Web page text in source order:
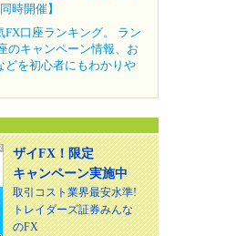
時開催】
FX口座ランキング。 ラン
のキャンペーン情報、お
どを初心者にもわかりや
ザイFX！限定
キャンペーン実施中
取引コスト業界最安水準!
トレイダーズ証券みんな
のFX